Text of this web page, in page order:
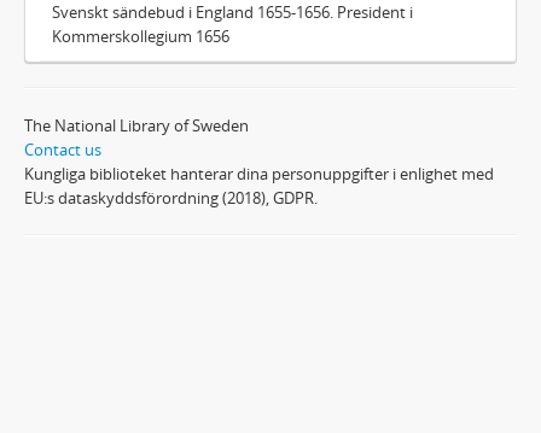
Svenskt sändebud i England 1655-1656. President i
Kommerskollegium 1656
The National Library of Sweden
Contact us
Kungliga biblioteket hanterar dina personuppgifter i enlighet med
EU:s dataskyddsförordning (2018), GDPR.